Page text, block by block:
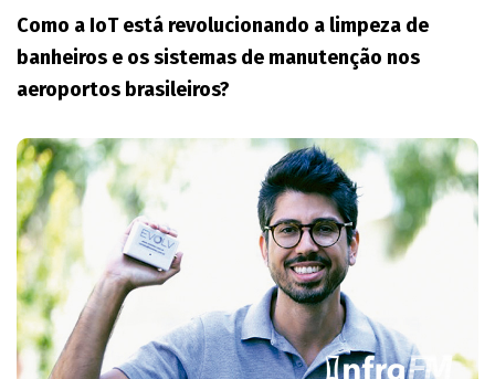
Como a IoT está revolucionando a limpeza de
banheiros e os sistemas de manutenção nos
aeroportos brasileiros?